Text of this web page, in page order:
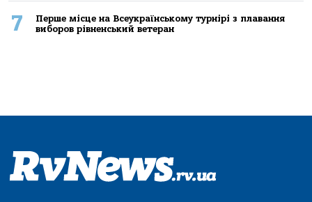
7
Перше місце на Всеукраїнському турнірі з плавання
виборов рівненський ветеран